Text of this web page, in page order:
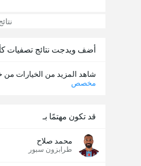
أضف ويدجت نتائج تصفيات
شاهد المزيد من الخيارات من
مخصص
قد تكون مهتمًا بـ
محمد صلاح
طرابزون سبور